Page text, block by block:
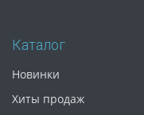
Каталог
Новинки
Хиты продаж